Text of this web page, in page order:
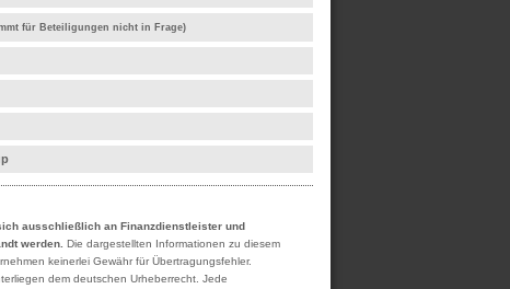
für Beteiligungen nicht in Frage)
ausschließlich an Finanzdienstleister und
werden. Die dargestellten Informationen zu diesem
keinerlei Gewähr für Übertragungsfehler.
dem deutschen Urheberrecht. Jede